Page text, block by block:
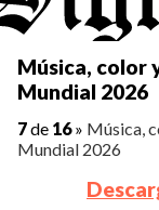
Música, color
Mundial 2026
7de 16» Música,
Mundial 2026